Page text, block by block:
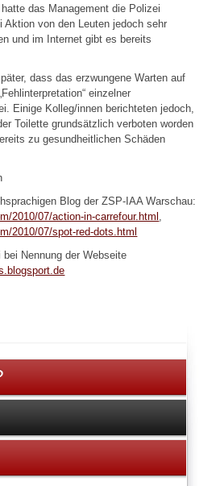
das Management die Polizei
Aktion von den Leuten jedoch sehr
und im Internet gibt es bereits
dass das erzwungene Warten auf
einzelner
Einige Kolleg/innen berichteten jedoch,
Toilette grundsätzlich verboten worden
zu gesundheitlichen Schäden
Blog der ZSP-IAA Warschau:
2010/07/action-in-carrefour.html
2010/07/spot-red-dots.html
Nennung der Webseite